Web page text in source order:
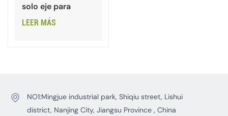
solo eje para
plástico HDPE
LEER MÁS
NO1:Mingjue industrial park, Shiqiu street, Lishui
district, Nanjing City, Jiangsu Province , China